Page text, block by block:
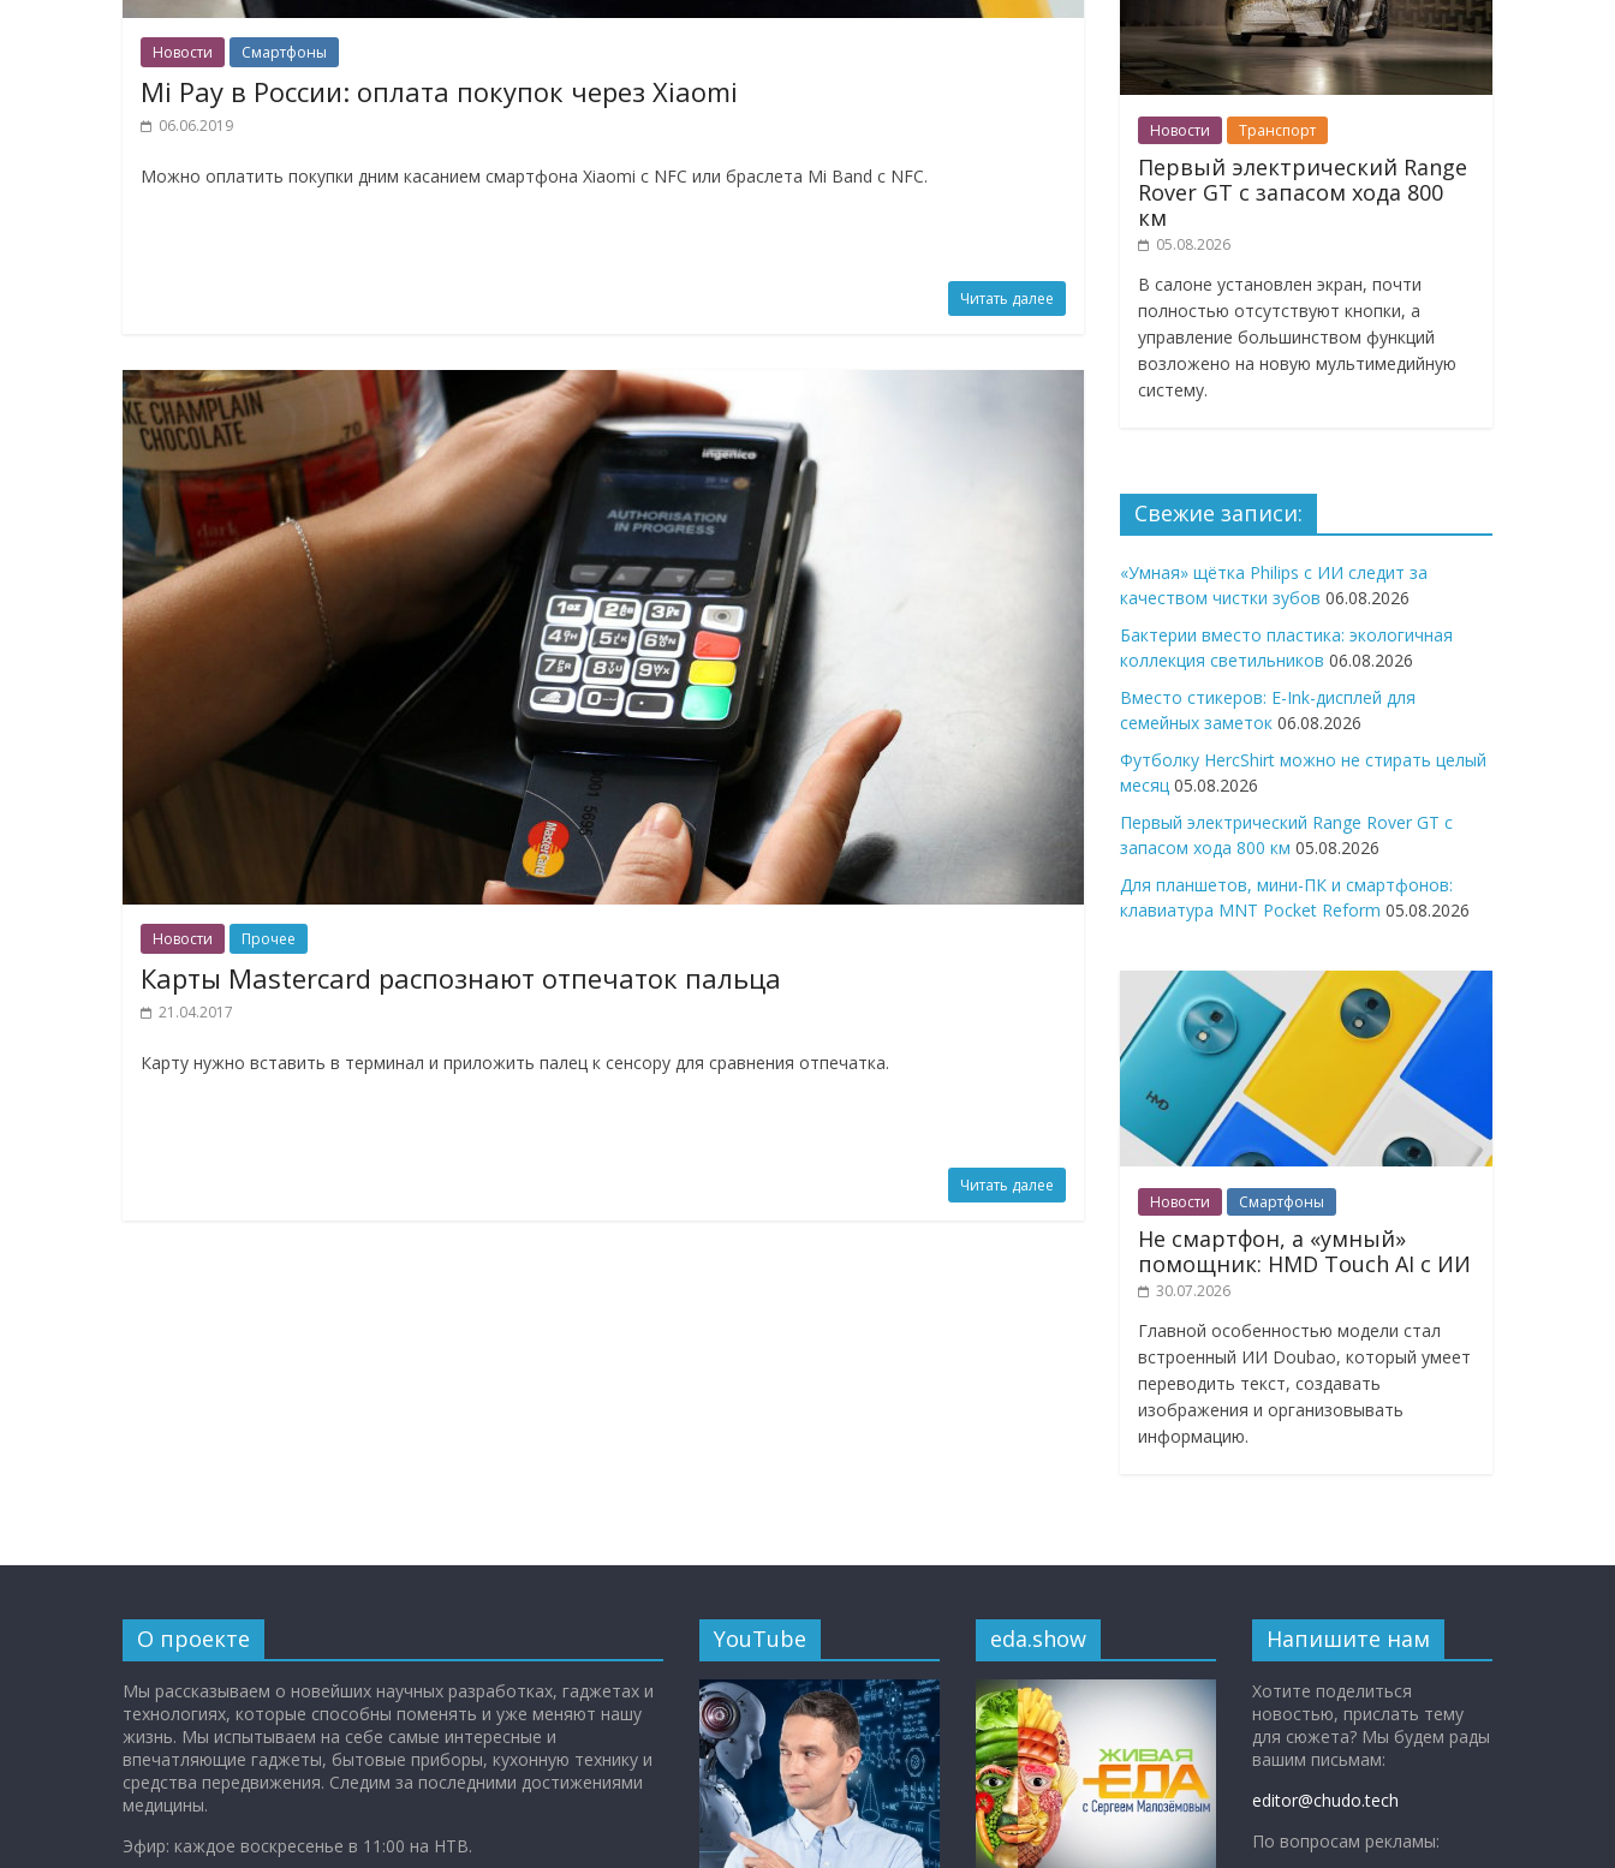
Новости Смартфоны
Mi Pay в России: оплата покупок через Xiaomi
06.06.2019
Можно оплатить покупки дним касанием смартфона Xiaomi с NFC или браслета Mi Band с NFC.
Читать далее
Новости Прочее
Карты Mastercard распознают отпечаток пальца
21.04.2017
Карту нужно вставить в терминал и приложить палец к сенсору для сравнения отпечатка.
Читать далее
Новости Транспорт
Первый электрический Range
Rover GT с запасом хода 800
км
05.08.2026
В салоне установлен экран, почти
полностью отсутствуют кнопки, а
управление большинством функций
возложено на новую мультимедийную
систему.
Свежие записи:
«Умная» щётка Philips с ИИ следит за
качеством чистки зубов 06.08.2026
Бактерии вместо пластика: экологичная
коллекция светильников 06.08.2026
Вместо стикеров: E-Ink-дисплей для
семейных заметок 06.08.2026
Футболку HercShirt можно не стирать целый
месяц 05.08.2026
Первый электрический Range Rover GT с
запасом хода 800 км 05.08.2026
Для планшетов, мини-ПК и смартфонов:
клавиатура MNT Pocket Reform 05.08.2026
Новости Смартфоны
Не смартфон, а «умный»
помощник: HMD Touch AI с ИИ
30.07.2026
Главной особенностью модели стал
встроенный ИИ Doubao, который умеет
переводить текст, создавать
изображения и организовывать
информацию.
О проекте
Мы рассказываем о новейших научных разработках, гаджетах и
технологиях, которые способны поменять и уже меняют нашу
жизнь. Мы испытываем на себе самые интересные и
впечатляющие гаджеты, бытовые приборы, кухонную технику и
средства передвижения. Следим за последними достижениями
медицины.
Эфир: каждое воскресенье в 11:00 на НТВ.
YouTube eda.show Напишите нам
Хотите поделиться
новостью, прислать тему
для сюжета? Мы будем рады
вашим письмам:
editor@chudo.tech
По вопросам рекламы: